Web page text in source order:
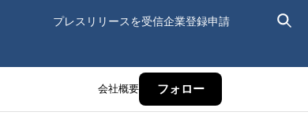
プレスリリースを受信企業登録申請
会社概要 フォロー